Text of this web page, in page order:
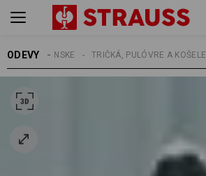
ODEVY TRIČKÁ, PULÓVRE A KOŠELE
PÁNSKE